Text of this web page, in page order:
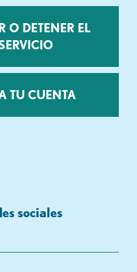
O DETENER EL
TU CUENTA
sociales